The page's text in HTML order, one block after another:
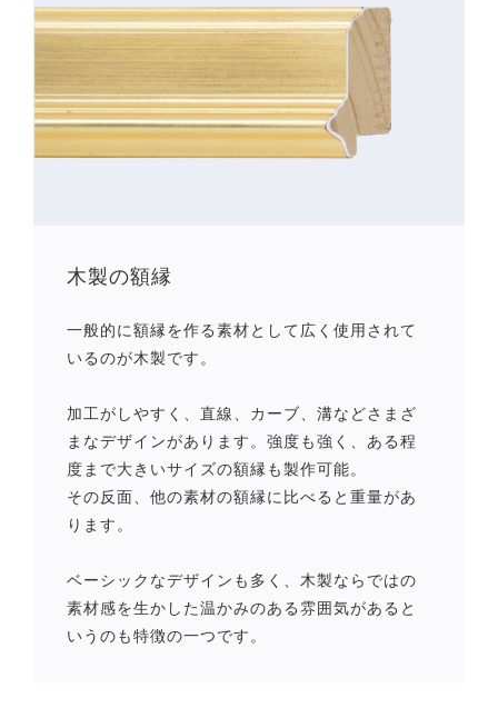
木製の額縁
一般的に額縁を作る素材として広く使用されて
いるのが木製です。
加工がしやすく、直線、カーブ、溝などさまざ
まなデザインがあります。強度も強く、ある程
度まで大きいサイズの額縁も製作可能。
その反面、他の素材の額縁に比べると重量があ
ります。
ベーシックなデザインも多く、木製ならではの
素材感を生かした温かみのある雰囲気があると
いうのも特徴の一つです。